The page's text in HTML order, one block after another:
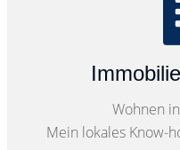
Wohnen
Mein lokales Know-